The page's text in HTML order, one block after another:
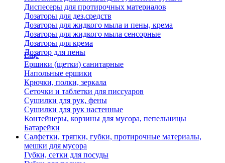
Диспесеры для протирочных материалов
Дозаторы для дез.средств
Дозаторы для жидкого мыла и пены, крема
Дозаторы для жидкого мыла сенсорные
Дозаторы для крема
Дозатор для пены
Еще
Ершики (щетки) санитарные
Напольные ершики
Крючки, полки, зеркала
Сеточки и таблетки для писсуаров
Сушилки для рук, фены
Сушилки для рук настенные
Контейнеры, корзины для мусора, пепельницы
Батарейки
Салфетки, тряпки, губки, протирочные материалы,
мешки для мусора
Губки, сетки для посуды